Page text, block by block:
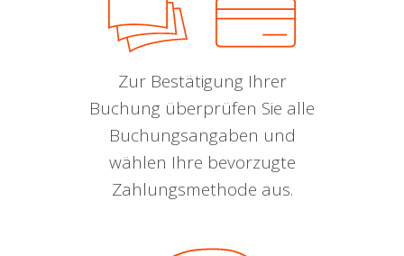
Zur Bestätigung Ihrer
Buchung überprüfen Sie alle
Buchungsangaben und
wählen Ihre bevorzugte
Zahlungsmethode aus.